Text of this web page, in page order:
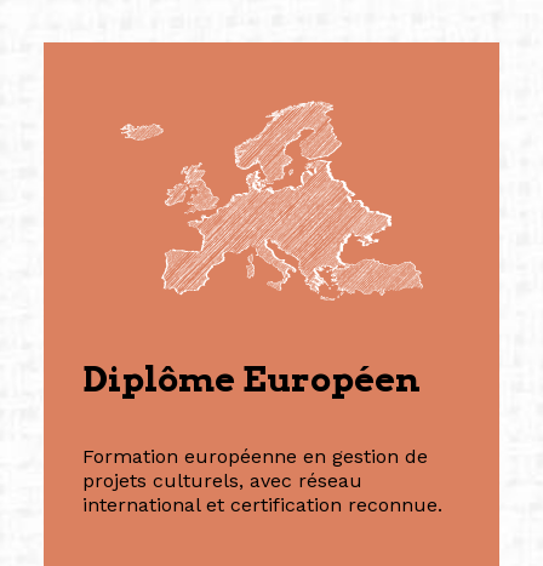
Diplôme Européen
Formation européenne en gestion de
projets culturels, avec réseau
international et certification reconnue.